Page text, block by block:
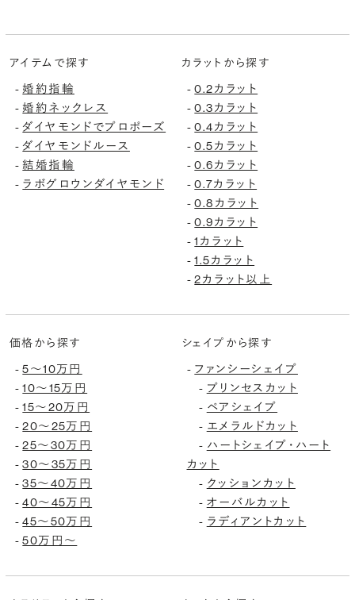
アイテムで探す
-婚約指輪
-婚約ネックレス
-ダイヤモンドでプロポーズ
-ダイヤモンドルース
-結婚指輪
- ラボグロウンダイヤモンド
カラットから探す
-0.2カラット
-0.3カラット
-0.4カラット
-0.5カラット
-0.6カラット
-0.7カラット
-0.8カラット
-0.9カラット
-1カラット
-1.5カラット
-2カラット以上
価格から探す
-5〜10万円
-10〜15万円
-15〜20万円
-20〜25万円
-25〜30万円
-30〜35万円
-35〜40万円
-40〜45万円
-45〜50万円
-50万円〜
シェイプから探す
- ファンシーシェイプ
- プリンセスカット
- ペアシェイプ
- エメラルドカット
- ハートシェイプ・ハート
カット
- クッションカット
- オーバルカット
- ラディアントカット